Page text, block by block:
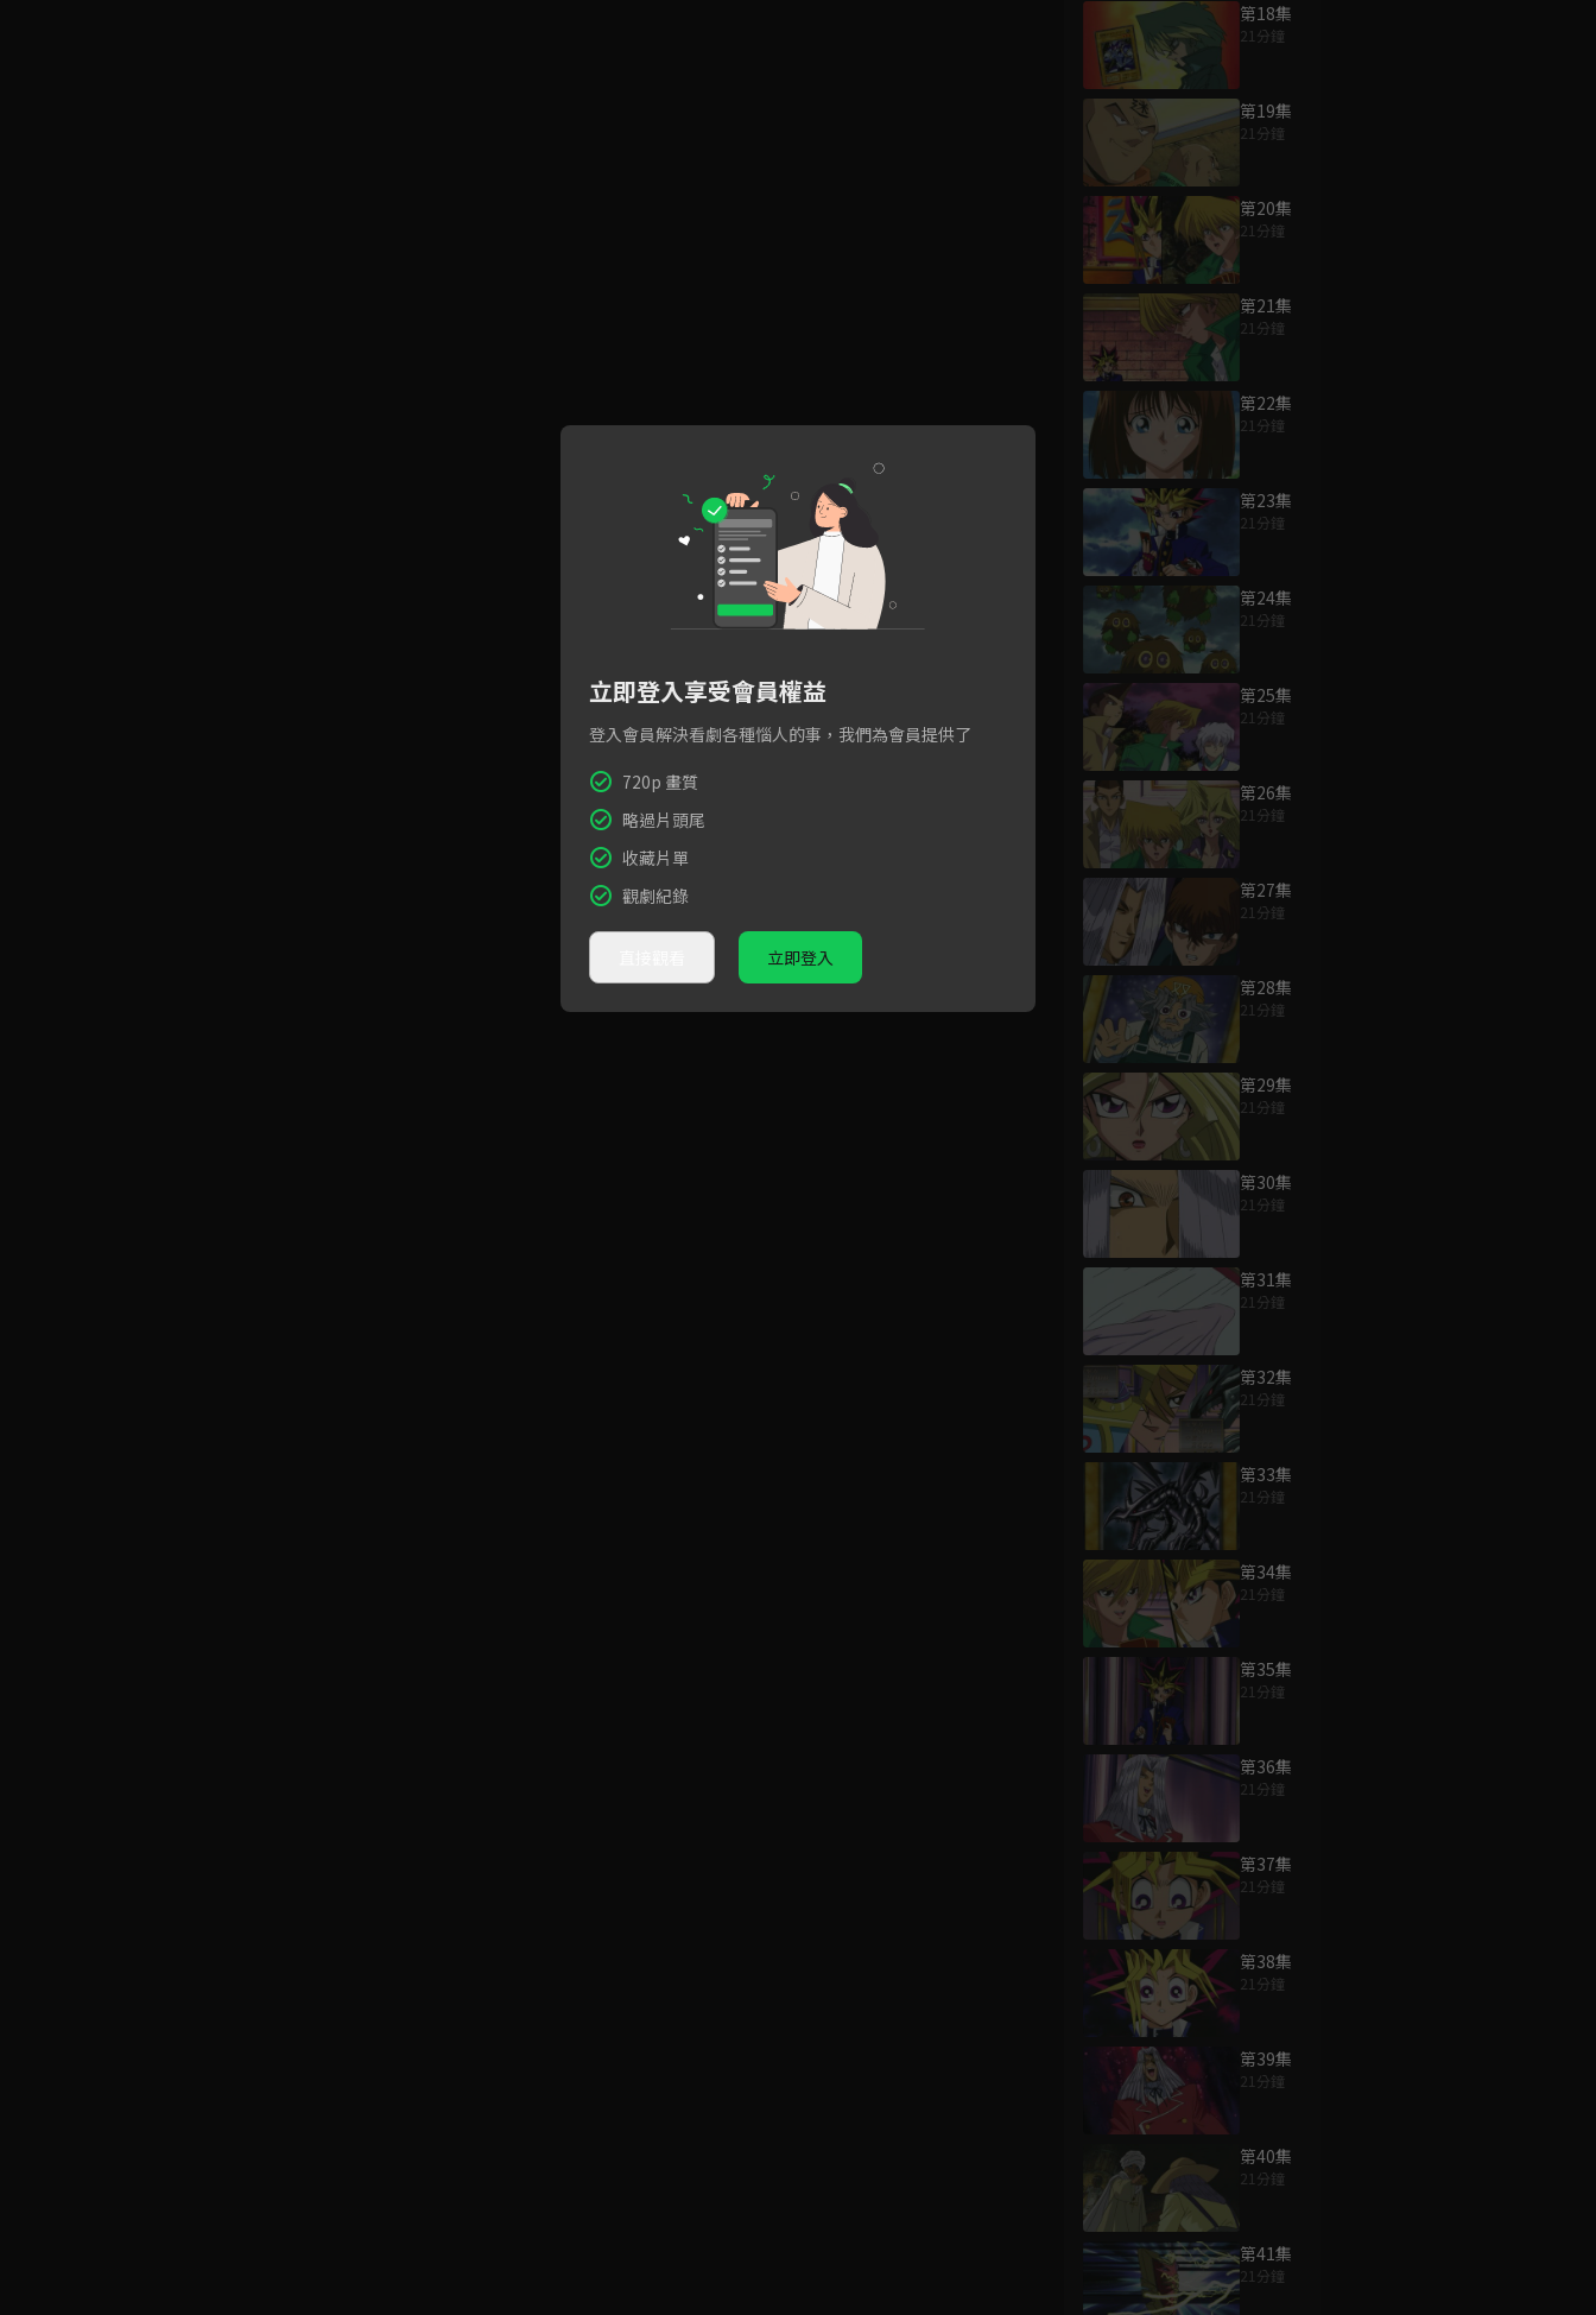
第18集
21分鐘
第19集
21分鐘
第20集
21分鐘
第21集
21分鐘
第22集
21分鐘
第23集
21分鐘
第24集
21分鐘
第25集
21分鐘
第26集
21分鐘
第27集
21分鐘
第28集
21分鐘
第29集
21分鐘
第30集
21分鐘
第31集
21分鐘
第32集
21分鐘
第33集
21分鐘
第34集
21分鐘
第35集
21分鐘
第36集
21分鐘
第37集
21分鐘
第38集
21分鐘
第39集
21分鐘
第40集
21分鐘
第41集
21分鐘
立即登入享受會員權益
登入會員解決看劇各種惱人的事，我們為會員提供了
720p 畫質
略過片頭尾
收藏片單
觀劇紀錄
立即登入